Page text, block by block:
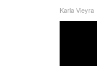
Karla Vieyra